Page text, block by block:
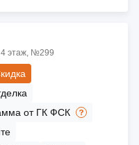
4 этаж, №299
от ГК ФСК